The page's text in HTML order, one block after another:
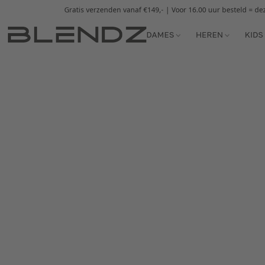
Gratis verzenden vanaf €149,- | Voor 16.00 uur besteld =
DAMES HEREN KIDS